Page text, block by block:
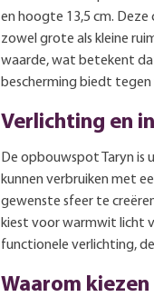
en hoogte 13,5 cm.
zowel grote als kleine
waarde, wat betekent
bescherming biedt
Verlichting en
De opbouwspot Taryn is
kunnen verbruiken met
gewenste sfeer te
kiest voor warmwit licht
functionele verlichting,
Waarom